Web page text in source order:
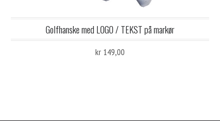
Golfhanske med LOGO / TEKST på markør
kr 149,00